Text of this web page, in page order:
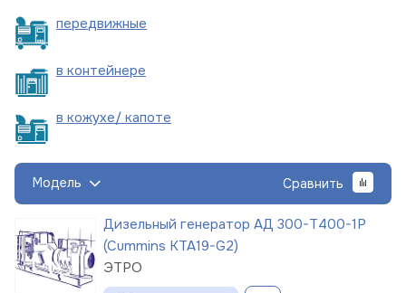
передвижные
в контейнере
в кожухе/ капоте
Модель Сравнить
Дизельный генератор АД 300-Т400-1Р
(Cummins KTA19-G2)
ЭТРО